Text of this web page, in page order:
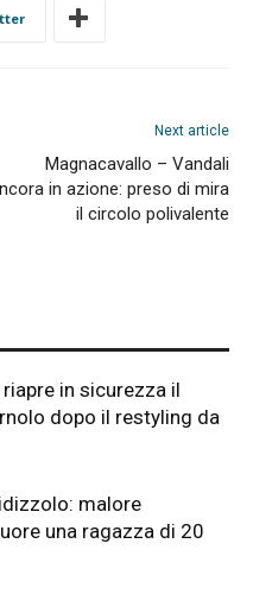
Next article
Magnacavallo – Vandali
in azione: preso di mira
il circolo polivalente
in sicurezza il
dopo il restyling da
malore
una ragazza di 20